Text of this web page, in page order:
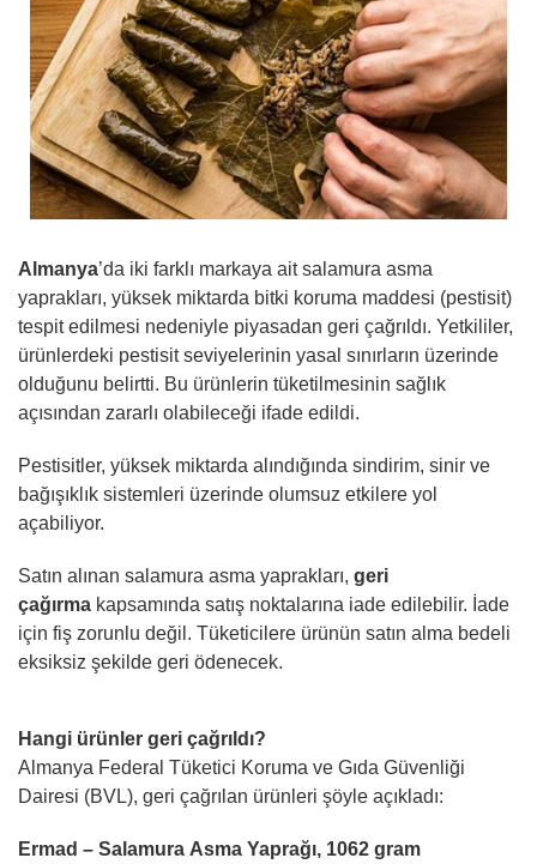
Almanya’da iki farklı markaya ait salamura asma
yaprakları, yüksek miktarda bitki koruma maddesi (pestisit)
tespit edilmesi nedeniyle piyasadan geri çağrıldı. Yetkililer,
ürünlerdeki pestisit seviyelerinin yasal sınırların üzerinde
olduğunu belirtti. Bu ürünlerin tüketilmesinin sağlık
açısından zararlı olabileceği ifade edildi.
Pestisitler, yüksek miktarda alındığında sindirim, sinir ve
bağışıklık sistemleri üzerinde olumsuz etkilere yol
açabiliyor.
Satın alınan salamura asma yaprakları, geri
çağırma kapsamında satış noktalarına iade edilebilir. İade
için fiş zorunlu değil. Tüketicilere ürünün satın alma bedeli
eksiksiz şekilde geri ödenecek.
Hangi ürünler geri çağrıldı?
Almanya Federal Tüketici Koruma ve Gıda Güvenliği
Dairesi (BVL), geri çağrılan ürünleri şöyle açıkladı:
Ermad – Salamura Asma Yaprağı, 1062 gram